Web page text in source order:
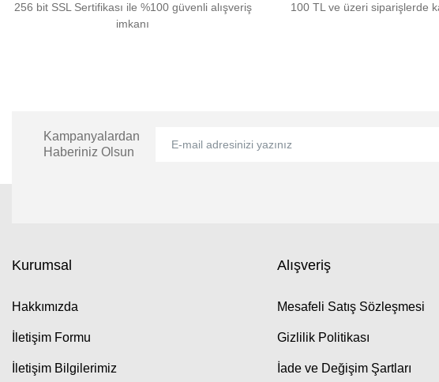
256 bit SSL Sertifikası ile %100 güvenli alışveriş
imkanı
100 TL ve üzeri siparişlerde
Kampanyalardan
Haberiniz Olsun
Kurumsal
Hakkımızda
İletişim Formu
İletişim Bilgilerimiz
Alışveriş
Mesafeli Satış Sözleşmesi
Gizlilik Politikası
İade ve Değişim Şartları